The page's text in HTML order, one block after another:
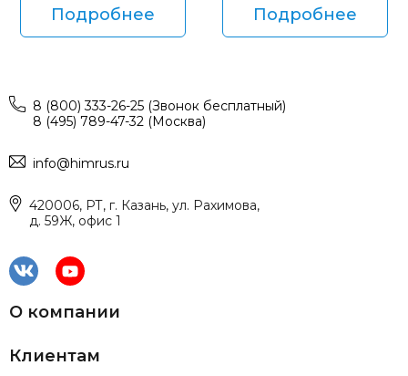
Подробнее Подробнее
8 (800) 333-26-25 (Звонок бесплатный)
8 (495) 789-47-32 (Москва)
info@himrus.ru
420006, РТ, г. Казань, ул. Рахимова,
д. 59Ж, офис 1
О компании
Клиентам